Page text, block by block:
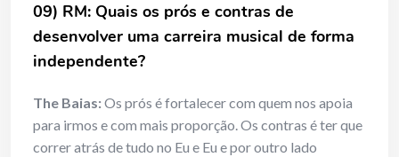
09) RM: Quais os prós e contras de
desenvolver uma carreira musical de forma
independente?
The Baias:Os prós é fortalecer com quem nos apoia
para irmos e com mais proporção. Os contras é ter que
correr atrás de tudo no Eu e Eu e por outro lado